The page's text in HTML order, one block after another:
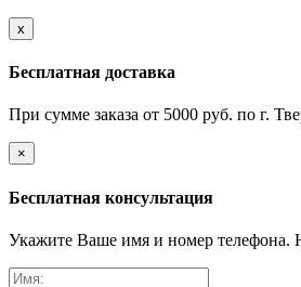
х
Бесплатная доставка
При сумме заказа от 5000 руб. по г.
×
Бесплатная консультация
Укажите Ваше имя и номер телефона.